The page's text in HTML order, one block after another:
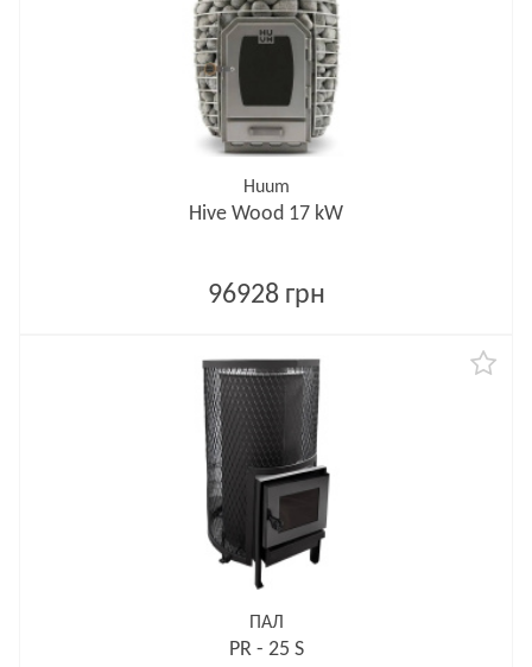
Huum
Hive Wood 17 kW
96928 грн
ПАЛ
PR - 25 S